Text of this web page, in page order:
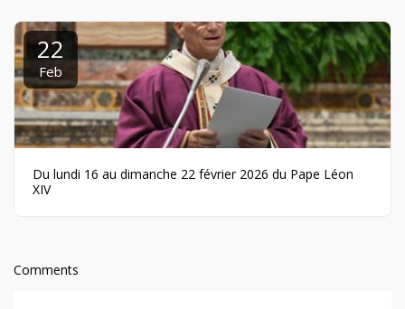
22
Feb
Du lundi 16 au dimanche 22 février 2026 du Pape Léon
XIV
Comments